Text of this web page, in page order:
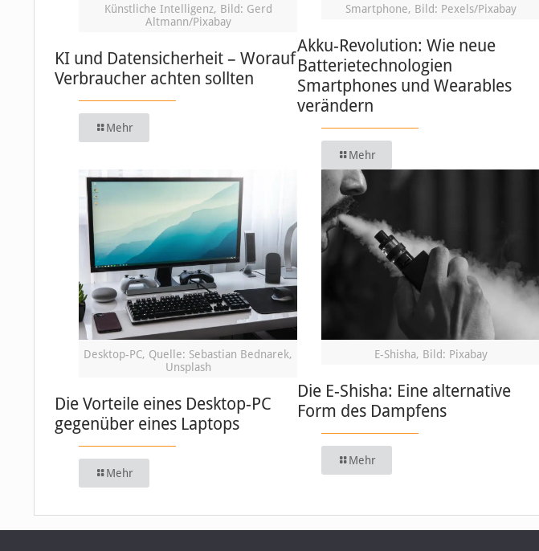
Künstliche Intelligenz, Bild: Gerd
Altmann/Pixabay
KI und Datensicherheit – Worauf
Verbraucher achten sollten
Mehr
Smartphone, Bild: Pexels/Pixabay
Akku-Revolution: Wie neue
Batterietechnologien
Smartphones und Wearables
verändern
Mehr
Desktop-PC, Quelle: Sebastian Bednarek,
Unsplash
Die Vorteile eines Desktop-PC
gegenüber eines Laptops
Mehr
E-Shisha, Bild: Pixabay
Die E-Shisha: Eine alternative
Form des Dampfens
Mehr